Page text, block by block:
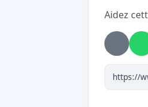
de
Aidez